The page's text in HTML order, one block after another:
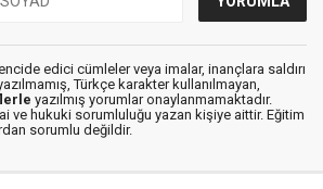
edici cümleler veya imalar, inançlara saldırı
Türkçe karakter kullanılmayan,
yazılmış yorumlar onaylanmamaktadır.
ve hukuki sorumluluğu yazan kişiye aittir. Eğitim
sorumlu değildir.